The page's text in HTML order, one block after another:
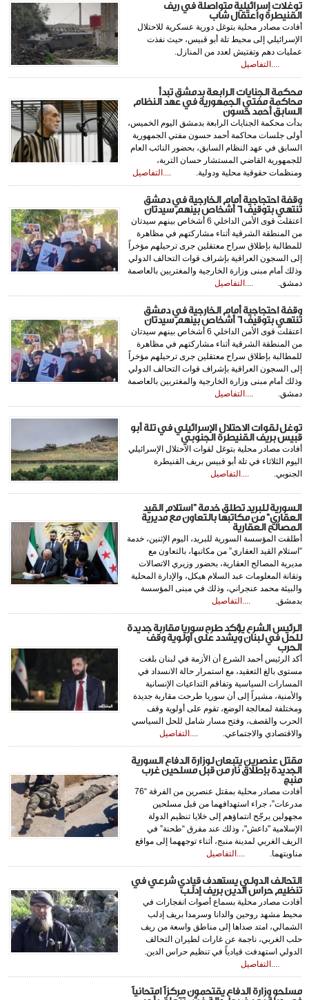
توغلات إسرائيلية متواصلة في ريف
القنيطرة واعتقال شاب
أفادت مصادر محلية بتوغل دورية عسكرية للاحتلال
الإسرائيلي إلى محيط تلة أبو قبيس، حيث نفذت
عمليات دهم وتفتيش لعدد من المنازل.
....التفاصيل
محكمة الجنايات الرابعة بدمشق تبدأ
محاكمة مفتي الجمهورية في عهد النظام
السابق أحمد حسون‏
بدأت محكمة الجنايات الرابعة بدمشق اليوم الخميس،
أولى جلسات محاكمة أحمد حسون ‌‏‌‏‌‏‌‏مفتي الجمهورية
السابق في عهد النظام السابق، بحضور النائب العام
للجمهورية ‏القاضي ‌‏‌‏‌‏المستشار حسان التربة،
ومنظمات حقوقية محلية ودولية.‏
....التفاصيل
وقفة احتجاجية أمام الخارجية في دمشق
تنتهي بتوقيف 6 أشخاص بينهم سيدتان
اعتقلت قوى الأمن الداخلي 6 أشخاص بينهم سيدتان
من المنطقة الشرقية أثناء مشاركتهم في مظاهرة
للمطالبة بإطلاق سراح معتقلين جرى ترحيلهم مؤخراً
إلى السجون العراقية بإشراف قوات التحالف الدولي
وذلك أمام مبنى وزارة الخارجية والمغتربين بالعاصمة
دمشق.
....التفاصيل
وقفة احتجاجية أمام الخارجية في دمشق
تنتهي بتوقيف 6 أشخاص بينهم سيدتان
اعتقلت قوى الأمن الداخلي 6 أشخاص بينهم سيدتان
من المنطقة الشرقية أثناء مشاركتهم في مظاهرة
للمطالبة بإطلاق سراح معتقلين جرى ترحيلهم مؤخراً
إلى السجون العراقية بإشراف قوات التحالف الدولي
وذلك أمام مبنى وزارة الخارجية والمغتربين بالعاصمة
دمشق.
....التفاصيل
توغل لقوات الاحتلال الإسرائيلي في تلة أبو
قبيس بريف القنيطرة الجنوبي
أفادت مصادر محلية بتوغل لقوات الاحتلال الإسرائيلي
اليوم الثلاثاء في تلة أبو قبيس بريف القنيطرة
الجنوبي.
....التفاصيل
السورية للبريد تطلق خدمة ‏”استلام القيد
العقاري” من مكاتبها بالتعاون مع ‏مديرية
المصالح العقارية
أطلقت المؤسسة السورية للبريد، اليوم الإثنين، خدمة
‏”استلام القيد العقاري” من مكاتبها، بالتعاون مع
‏مديرية المصالح العقارية، بحضور وزيري الاتصالات
وتقانة المعلومات عبد السلام هيكل، والإدارة ‏المحلية
والبيئة محمد عنجراني، وذلك ‏في مبنى المؤسسة
بدمشق.
....التفاصيل
الرئيس الشرع يؤكد طرح سوريا مقاربة جديدة
للحل في لبنان ويشدد على أولوية وقف
الحرب
أكد الرئيس أحمد الشرع أن الأزمة في لبنان بلغت
مستوى بالغ التعقيد، مع استمرار حالة الانسداد في
المسارات السياسية وتفاقم التداعيات الإنسانية
والأمنية، مشيراً إلى أن سوريا طرحت مقاربة جديدة
ومختلفة لمعالجة الوضع، تقوم على أولوية وقف
الحرب والقصف، وفتح مسار شامل للحل السياسي
والاقتصادي والاجتماعي.
....التفاصيل
مقتل عنصرين يتبعان لوزارة الدفاع السورية
الجديدة بإطلاق نار من قبل مسلحين غرب
منبج
أفادت مصادر محلية بمقتل عنصرين من الفرقة “76
مدرعات”، جراء استهدافهما من قبل مسلحين
مجهولين يرجّح انتماؤهم إلى خلايا تنظيم الدولة
الإسلامية "داعش"، وذلك عند مفرق “طحنة” في
الريف الغربي لمدينة منبج، أثناء توجههما إلى مواقع
مناوبتهما.
....التفاصيل
التحالف الدولي يستهدف قيادي شرعي في
تنظيم حراس الدين بريف إدلب
أفادت مصادر محلية بسماع أصوات انفجارات في
محيط مشهد روحين والدانا وسرمدا بريف إدلب
الشمالي، امتد صداها إلى مناطق واسعة من ريف
حلب الغربي، ناجمة عن غارات لطيران التحالف
الدولي استهدفت قيادياً في تنظيم حراس الدين.
....التفاصيل
مسلحو وزارة الدفاع يقتحمون مركزاً امتحانياً